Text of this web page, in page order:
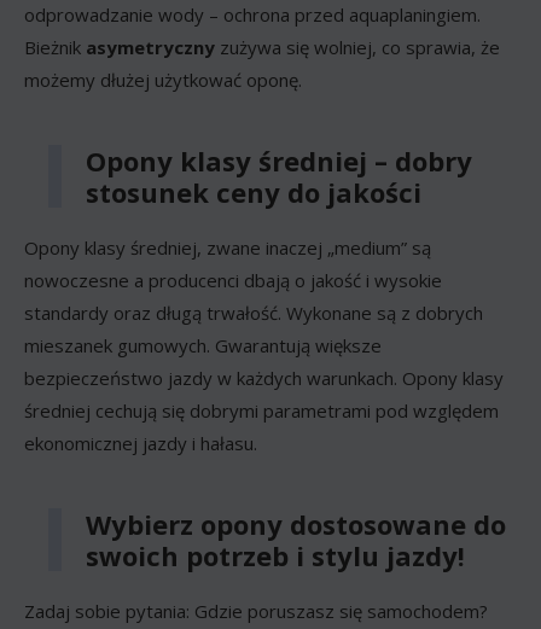
odprowadzanie wody – ochrona przed aquaplaningiem.
Bieżnik asymetryczny zużywa się wolniej, co sprawia, że
możemy dłużej użytkować oponę.
Opony klasy średniej – dobry
stosunek ceny do jakości
Opony klasy średniej, zwane inaczej „medium” są
nowoczesne a producenci dbają o jakość i wysokie
standardy oraz długą trwałość. Wykonane są z dobrych
mieszanek gumowych. Gwarantują większe
bezpieczeństwo jazdy w każdych warunkach. Opony klasy
średniej cechują się dobrymi parametrami pod względem
ekonomicznej jazdy i hałasu.
Wybierz opony dostosowane do
swoich potrzeb i stylu jazdy!
Zadaj sobie pytania: Gdzie poruszasz się samochodem?